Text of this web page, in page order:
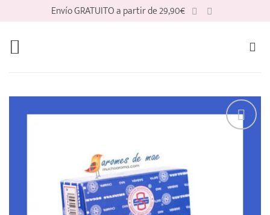
contenido
Envío GRATUITO a partir de 29,90€